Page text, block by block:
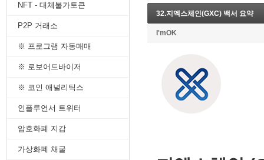
10. 데드크로스
--------캔들 패턴--------
1. 캔들 패턴(1)
--------차트 패턴--------
NFT - 대체불가토큰
P2P 거래소
※ 프로그램 자동매매
※ 로보어드바이저
※ 코인 애널리틱스
인플루언서 트위터
암호화폐 지갑
가상화폐 채굴
32.지엑스체인(GXC) 백서 요약
I'mOK